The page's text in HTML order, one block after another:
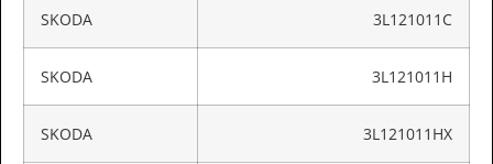
SKODA 3L121011C
SKODA 3L121011H
SKODA 3L121011HX